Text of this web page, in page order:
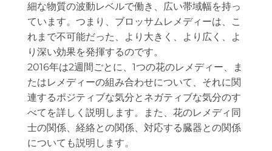
細な物質の波動レベルで働き、広い帯域幅を持っ
ています。つまり、ブロッサムレメディーは、こ
れまで不可能だった、より大きく、より広く、よ
り深い効果を発揮するのです。
2016年は2週間ごとに、1つの花のレメディー、ま
たはレメディーの組み合わせについて、それに関
連するポジティブな気分とネガティブな気分のす
べてを詳しく説明します。また、花のレメディ同
士の関係、経絡との関係、対応する臓器との関係
についても説明します。